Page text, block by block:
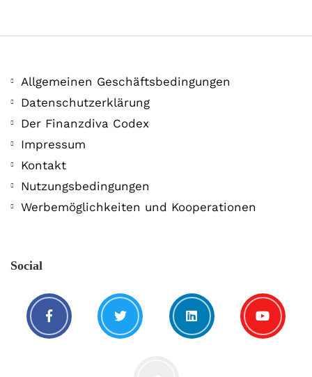
Allgemeinen Geschäftsbedingungen
Datenschutzerklärung
Der Finanzdiva Codex
Impressum
Kontakt
Nutzungsbedingungen
Werbemöglichkeiten und Kooperationen
Social